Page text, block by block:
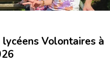
Volontaires à